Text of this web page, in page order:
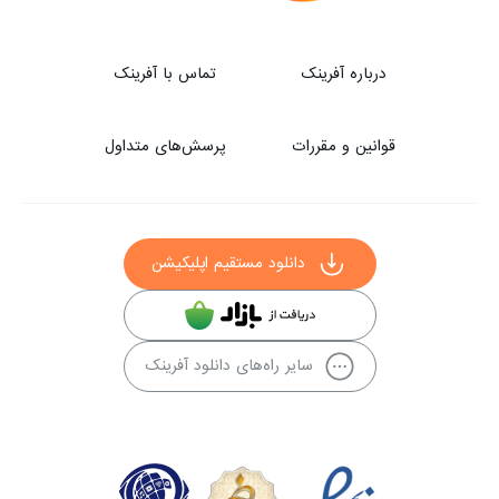
درباره آفرینک تماس با آفرینک
قوانین و مقررات پرسش‌های متداول
دانلود مستقیم اپلیکیشن
سایر راه‌های دانلود آفرینک